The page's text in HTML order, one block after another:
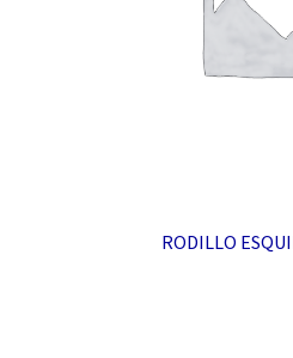
RODILLO